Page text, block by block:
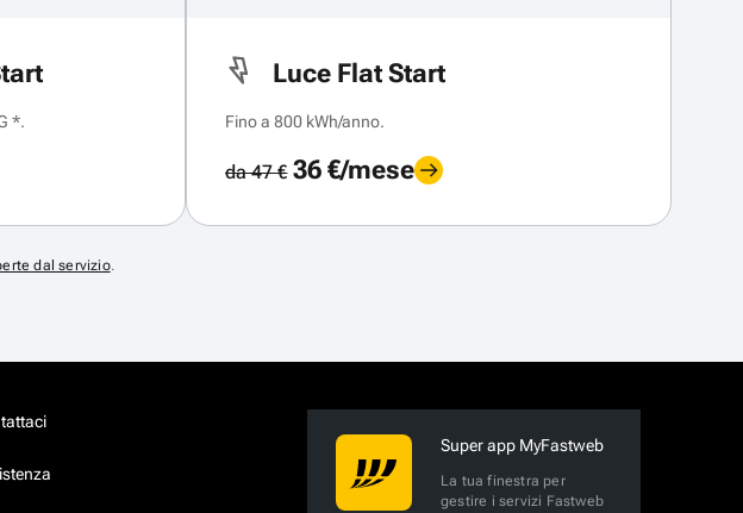
*.
Luce Flat Start
Fino a 800 kWh/anno.
da 47 €36 €/mese
dal servizio.
Super app MyFastweb
La tua finestra per
gestire i servizi Fastweb